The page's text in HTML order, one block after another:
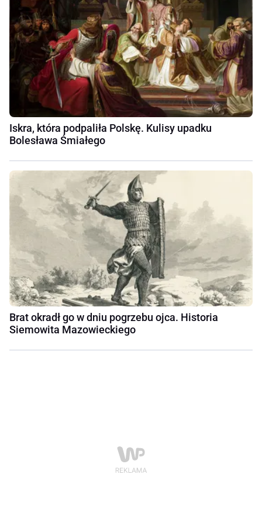
Iskra, która podpaliła Polskę. Kulisy upadku
Bolesława Śmiałego
Brat okradł go w dniu pogrzebu ojca. Historia
Siemowita Mazowieckiego